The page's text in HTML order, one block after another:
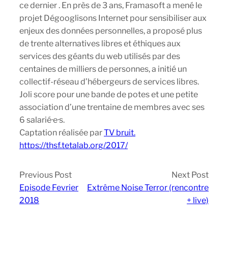
ce dernier . En près de 3 ans, Framasoft a mené le
projet Dégooglisons Internet pour sensibiliser aux
enjeux des données personnelles, a proposé plus
de trente alternatives libres et éthiques aux
services des géants du web utilisés par des
centaines de milliers de personnes, a initié un
collectif-réseau d’hébergeurs de services libres.
Joli score pour une bande de potes et une petite
association d’une trentaine de membres avec ses
6 salarié·e·s.
Captation réalisée parTV bruit.
https://thsf.tetalab.org/2017/
Previous Post
Episode Fevrier
2018
Next Post
Extrême Noise Terror (rencontre
+ live)